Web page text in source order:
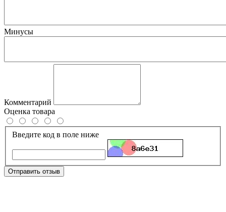
Минусы
Комментарий
Оценка товара
Введите код в поле ниже
Отправить отзыв